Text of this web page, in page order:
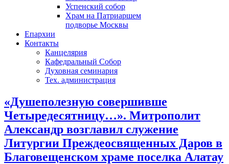
Успенский собор
Храм на Патриаршем
подворье Москвы
Епархии
Контакты
Канцелярия
Кафедральный Собор
Духовная семинария
Тех. администрация
«Душеполезную совершивше
Четыредесятницу…». Митрополит
Александр возглавил служение
Литургии Преждеосвященных Даров в
Благовещенском храме поселка Алатау